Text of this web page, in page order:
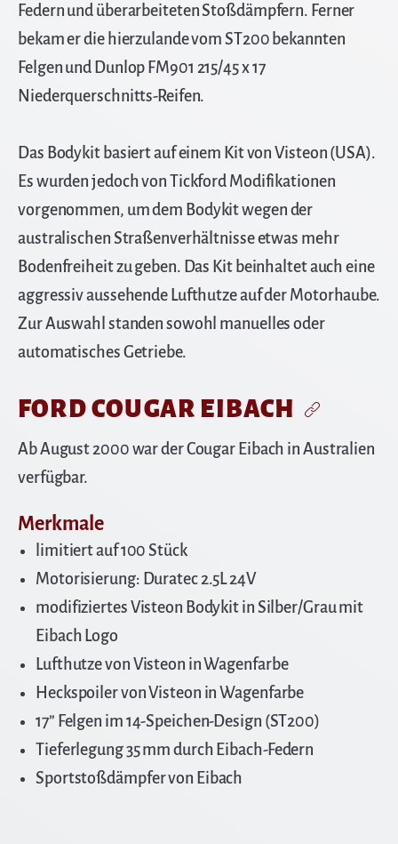
Federn und überarbeiteten Stoßdämpfern. Ferner
bekam er die hierzulande vom ST200 bekannten
Felgen und Dunlop FM901 215/45 x 17
Niederquerschnitts-Reifen.
Das Bodykit basiert auf einem Kit von Visteon (USA).
Es wurden jedoch von Tickford Modifikationen
vorgenommen, um dem Bodykit wegen der
australischen Straßenverhältnisse etwas mehr
Bodenfreiheit zu geben. Das Kit beinhaltet auch eine
aggressiv aussehende Lufthutze auf der Motorhaube.
Zur Auswahl standen sowohl manuelles oder
automatisches Getriebe.
FORD COUGAR EIBACH
Ab August 2000 war der Cougar Eibach in Australien
verfügbar.
Merkmale
limitiert auf 100 Stück
Motorisierung: Duratec 2.5L 24V
modifiziertes Visteon Bodykit in Silber/Grau mit
Eibach Logo
Lufthutze von Visteon in Wagenfarbe
Heckspoiler von Visteon in Wagenfarbe
17” Felgen im 14-Speichen-Design (ST200)
Tieferlegung 35 mm durch Eibach-Federn
Sportstoßdämpfer von Eibach